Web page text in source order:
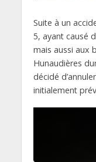
Suite à un
5, ayant causé
mais aussi aux
Hunaudières
décidé
initialement